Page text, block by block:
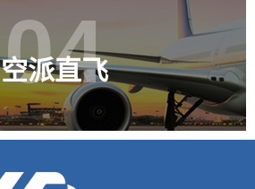
04
空派直飞